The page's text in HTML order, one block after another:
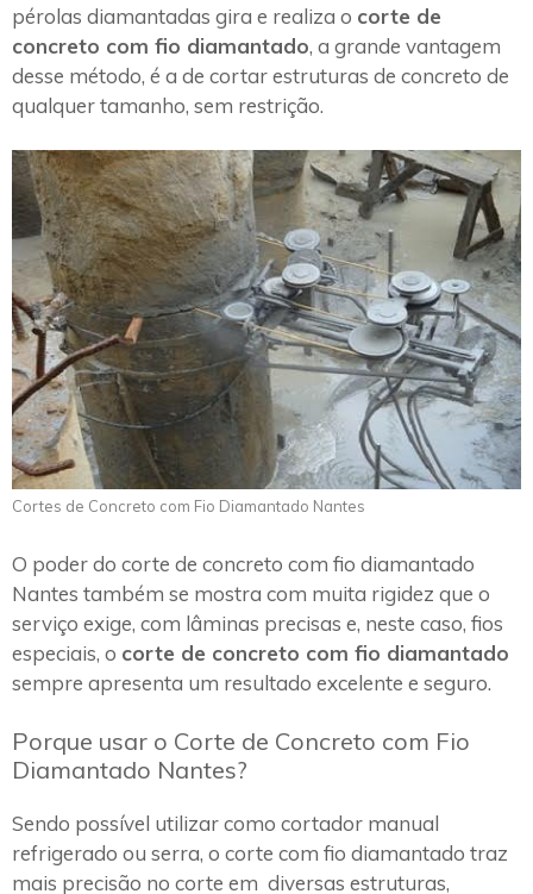
pérolas diamantadas gira e realiza o corte de
concreto com fio diamantado, a grande vantagem
desse método, é a de cortar estruturas de concreto de
qualquer tamanho, sem restrição.
Cortes de Concreto com Fio Diamantado Nantes
O poder do corte de concreto com fio diamantado
Nantes também se mostra com muita rigidez que o
serviço exige, com lâminas precisas e, neste caso, fios
especiais, o corte de concreto com fio diamantado
sempre apresenta um resultado excelente e seguro.
Porque usar o Corte de Concreto com Fio
Diamantado Nantes?
Sendo possível utilizar como cortador manual
refrigerado ou serra, o corte com fio diamantado traz
mais precisão no corte em diversas estruturas,